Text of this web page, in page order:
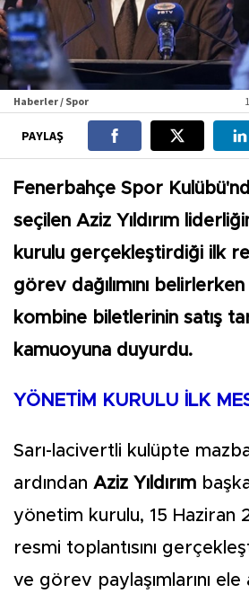
Haberler / Spor
PAYLAŞ
Fenerbahçe Spor
seçilen Aziz Yıldırım
kurulu gerçekleştirdiği ilk
görev dağılımını
kombine biletlerinin satış
kamuoyuna duyurdu.
YÖNETİM KURULU İLK
Sarı-lacivertli kulüpte
ardından Aziz Yıldırım
yönetim kurulu, 15 Haziran
resmi toplantısını
ve görev paylaşımlarını ele